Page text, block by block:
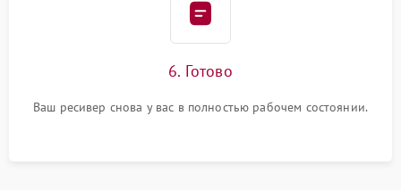
6. Готово
Ваш ресивер снова у вас в полностью рабочем состоянии.